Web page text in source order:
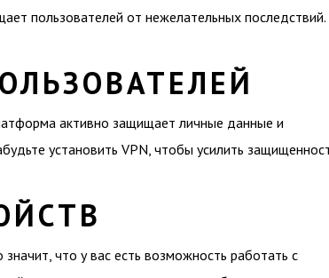
пользователей от нежелательных последствий.
активно защищает личные данные и
установить VPN, чтобы усилить
что у вас есть возможность работать с